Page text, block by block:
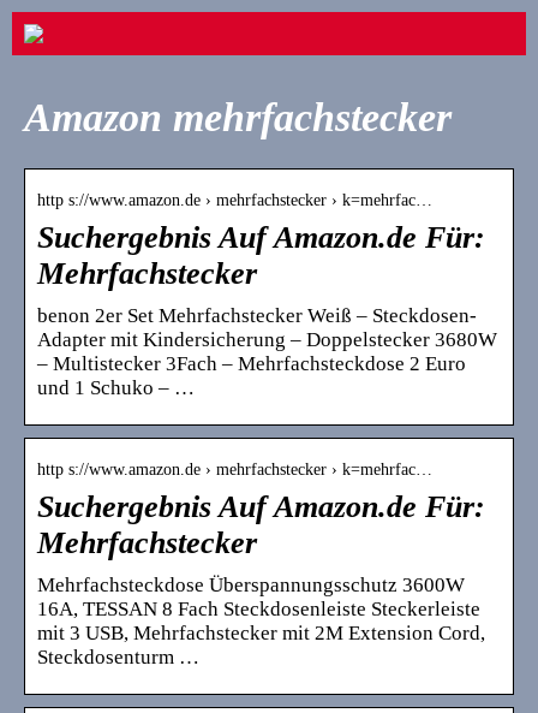
Amazon mehrfachstecker
http s://www.amazon.de › mehrfachstecker › k=mehrfac…
Suchergebnis Auf Amazon.de Für:
Mehrfachstecker
benon 2er Set Mehrfachstecker Weiß – Steckdosen-
Adapter mit Kindersicherung – Doppelstecker 3680W
– Multistecker 3Fach – Mehrfachsteckdose 2 Euro
und 1 Schuko – …
http s://www.amazon.de › mehrfachstecker › k=mehrfac…
Suchergebnis Auf Amazon.de Für:
Mehrfachstecker
Mehrfachsteckdose Überspannungsschutz 3600W
16A, TESSAN 8 Fach Steckdosenleiste Steckerleiste
mit 3 USB, Mehrfachstecker mit 2M Extension Cord,
Steckdosenturm …